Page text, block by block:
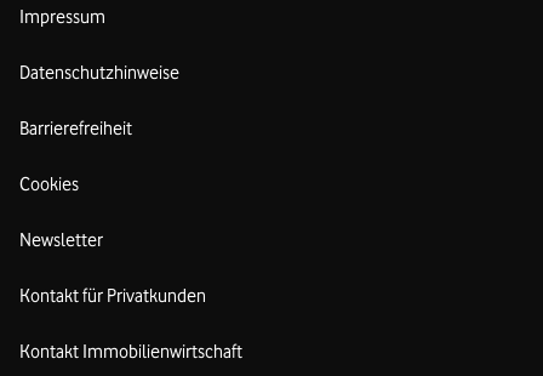
Impressum
Datenschutzhinweise
Barrierefreiheit
Cookies
Newsletter
Kontakt für Privatkunden
Kontakt Immobilienwirtschaft